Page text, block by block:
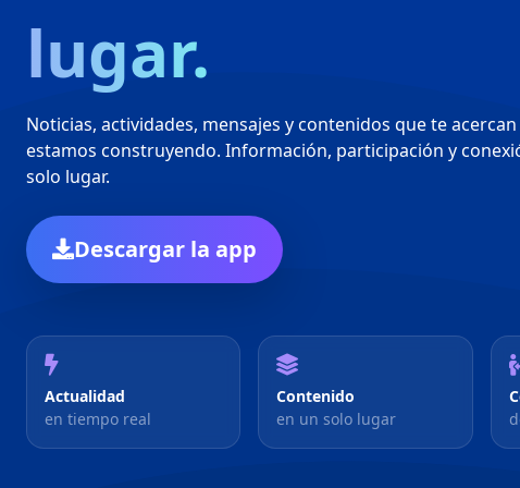
lugar.
Noticias, actividades, mensajes y contenidos que te
estamos construyendo. Información, participación y
solo lugar.
Descargar la app
Actualidad
en tiempo real
Contenido
en un solo lugar